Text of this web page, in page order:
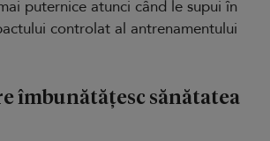
puternice atunci când le supui în
controlat al antrenamentului
îmbunătățesc sănătatea